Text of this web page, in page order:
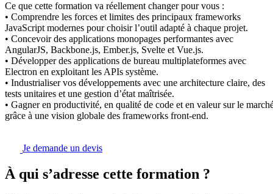
Ce que cette formation va réellement changer pour vous :
• Comprendre les forces et limites des principaux frameworks
JavaScript modernes pour choisir l’outil adapté à chaque projet.
• Concevoir des applications monopages performantes avec
AngularJS, Backbone.js, Ember.js, Svelte et Vue.js.
• Développer des applications de bureau multiplateformes avec
Electron en exploitant les APIs système.
• Industrialiser vos développements avec une architecture claire, des
tests unitaires et une gestion d’état maîtrisée.
• Gagner en productivité, en qualité de code et en valeur sur le
grâce à une vision globale des frameworks front-end.
Je demande un devis
À qui s’adresse cette formation ?